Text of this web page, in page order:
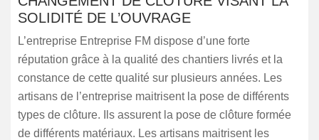
SOLIDITÉ DE L’OUVRAGE
L’entreprise Entreprise FM dispose d’une forte
réputation grâce à la qualité des chantiers livrés et la
constance de cette qualité sur plusieurs années. Les
artisans de l’entreprise maitrisent la pose de différents
types de clôture. Ils assurent la pose de clôture formée
de différents matériaux. Les artisans maitrisent les